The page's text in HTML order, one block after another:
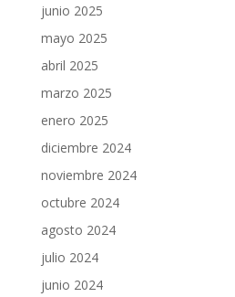
junio 2025
mayo 2025
abril 2025
marzo 2025
enero 2025
diciembre 2024
noviembre 2024
octubre 2024
agosto 2024
julio 2024
junio 2024